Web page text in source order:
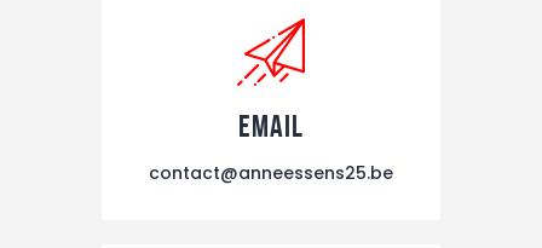
email
contact@anneessens25.be